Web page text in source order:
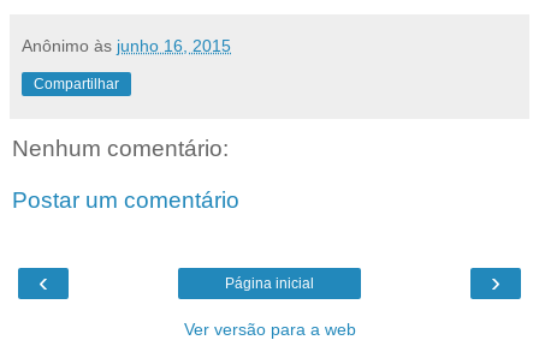
Anônimo às junho 16, 2015
Compartilhar
Nenhum comentário:
Postar um comentário
‹ ›
Página inicial
Ver versão para a web